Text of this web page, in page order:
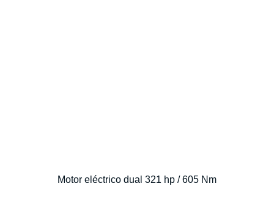
Motor eléctrico dual 321 hp / 605 Nm